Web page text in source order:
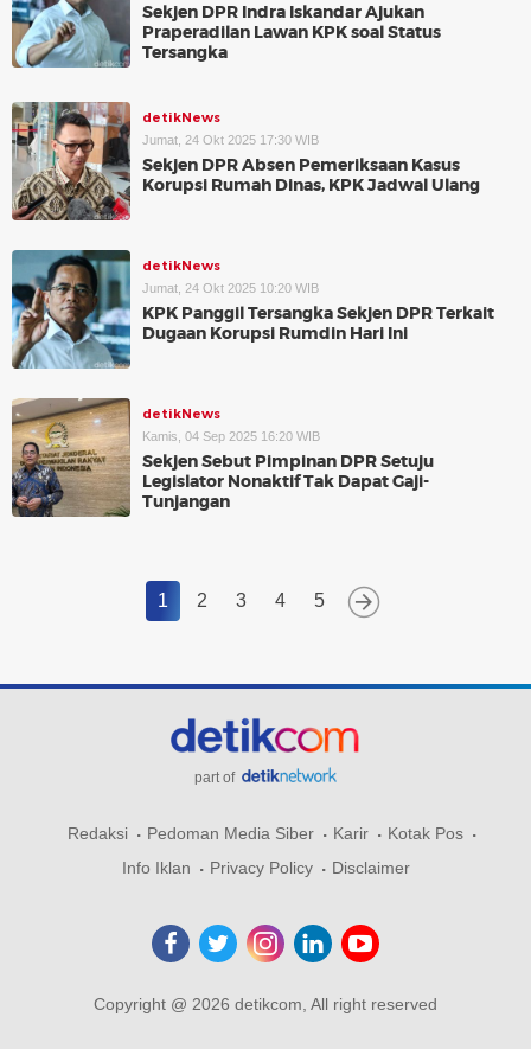
Sekjen DPR Indra Iskandar Ajukan
Praperadilan Lawan KPK soal Status
Tersangka
detikNews
Jumat, 24 Okt 2025 17:30 WIB
Sekjen DPR Absen Pemeriksaan Kasus
Korupsi Rumah Dinas, KPK Jadwal Ulang
detikNews
Jumat, 24 Okt 2025 10:20 WIB
KPK Panggil Tersangka Sekjen DPR Terkait
Dugaan Korupsi Rumdin Hari Ini
detikNews
Kamis, 04 Sep 2025 16:20 WIB
Sekjen Sebut Pimpinan DPR Setuju
Legislator Nonaktif Tak Dapat Gaji-
Tunjangan
1 2 3 4 5
part of
Redaksi Pedoman Media Siber Karir
Kotak Pos
Info Iklan
Privacy Policy Disclaimer
Copyright @ 2026 detikcom, All right reserved